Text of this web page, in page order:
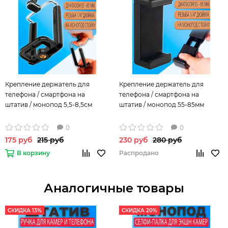
Крепление держатель для
телефона / смартфона на
штатив / монопод 5,5-8,5см
0
175 руб 215 руб
В корзину
Крепление держатель для
телефона / смартфона на
штатив / монопод 55-85мм
0
230 руб 280 руб
Распродано
Аналогичные товары
СКИДКА 13% СКИДКА 20%